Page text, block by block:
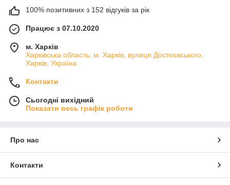
100% позитивних з 152 відгуків за рік
Працює з 07.10.2020
м. Харків
Харківська область, м. Харків, вулиця Достоєвського,
Харків, Україна
Контакти
Сьогодні вихідний
Показати весь графік роботи
Про нас
Контакти